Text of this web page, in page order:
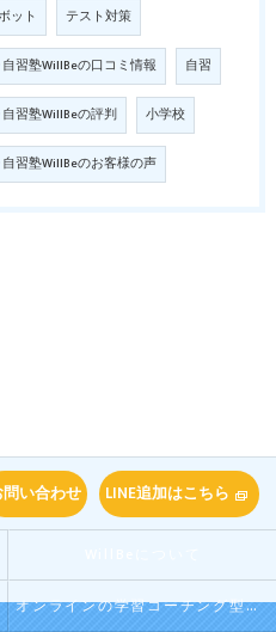
ット テスト対策
習塾WillBeの口コミ情報 自習
習塾WillBeの評判 小学校
習塾WillBeのお客様の声
問い合わせ LINE追加はこちら
オンラインの学習コーチング型・映像授業型の塾･自習塾WillBeの評判